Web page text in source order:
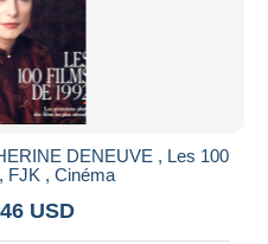
DENEUVE , Les 100
FJK , Cinéma
USD